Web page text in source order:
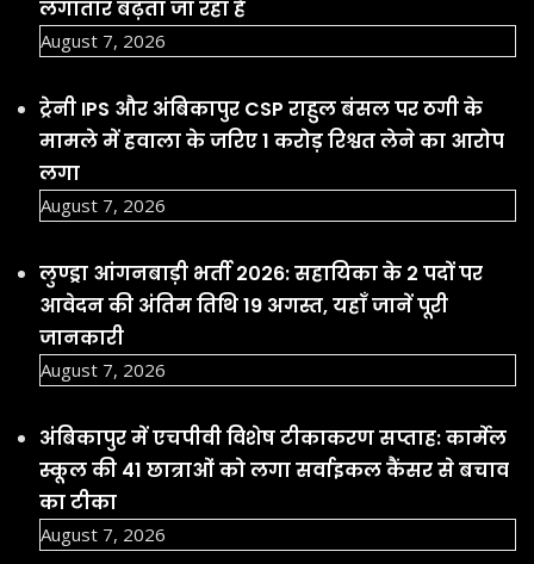
लगातार बढ़ता जा रहा है
August 7, 2026
ट्रेनी IPS और अंबिकापुर CSP राहुल बंसल पर ठगी के
मामले में हवाला के जरिए 1 करोड़ रिश्वत लेने का आरोप
लगा
August 7, 2026
लुण्ड्रा आंगनबाड़ी भर्ती 2026: सहायिका के 2 पदों पर
आवेदन की अंतिम तिथि 19 अगस्त, यहाँ जानें पूरी
जानकारी
August 7, 2026
अंबिकापुर में एचपीवी विशेष टीकाकरण सप्ताह: कार्मेल
स्कूल की 41 छात्राओं को लगा सर्वाइकल कैंसर से बचाव
का टीका
August 7, 2026